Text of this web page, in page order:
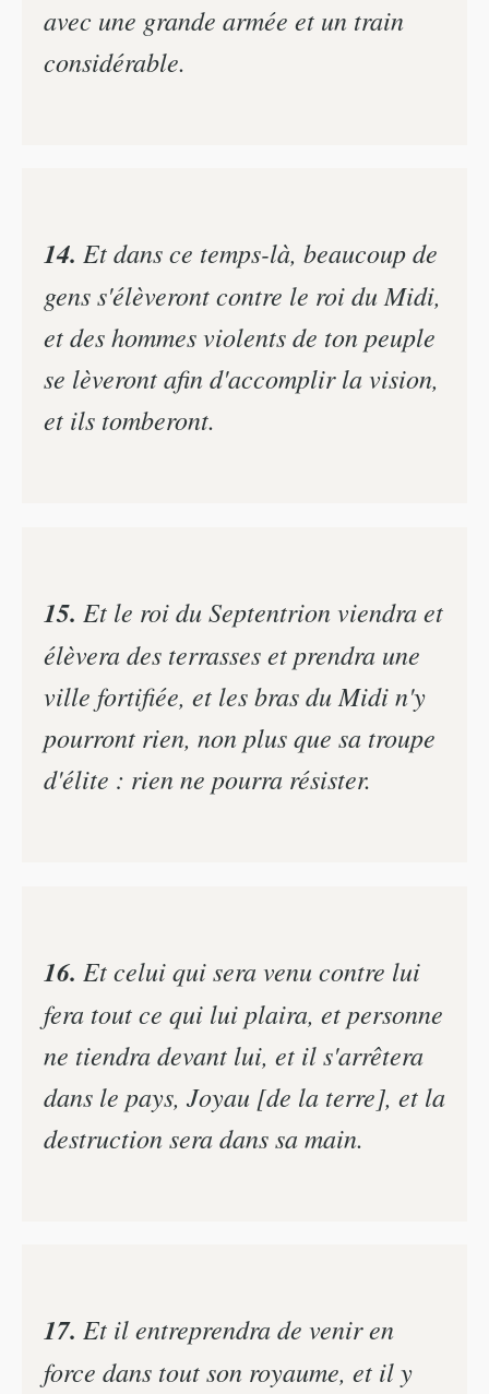
avec une grande armée et un train
considérable.
14. Et dans ce temps-là, beaucoup de
gens s'élèveront contre le roi du Midi,
et des hommes violents de ton peuple
se lèveront afin d'accomplir la vision,
et ils tomberont.
15. Et le roi du Septentrion viendra et
élèvera des terrasses et prendra une
ville fortifiée, et les bras du Midi n'y
pourront rien, non plus que sa troupe
d'élite : rien ne pourra résister.
16. Et celui qui sera venu contre lui
fera tout ce qui lui plaira, et personne
ne tiendra devant lui, et il s'arrêtera
dans le pays, Joyau [de la terre], et la
destruction sera dans sa main.
17. Et il entreprendra de venir en
force dans tout son royaume, et il y